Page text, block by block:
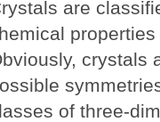
are
crystals
of three-